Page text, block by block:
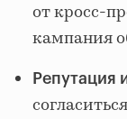
от кросс-
кампания
Репутация